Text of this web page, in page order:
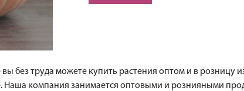
без труда можете купить растения оптом и в
Наша компания занимается оптовыми и рознияными